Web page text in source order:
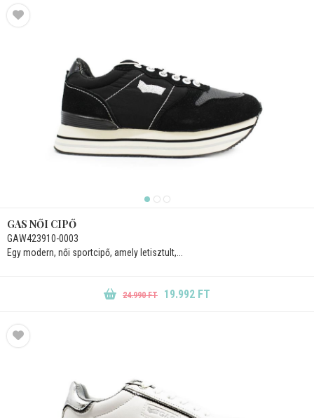
GAS NŐI CIPŐ
GAW423910-0003
Egy modern, női sportcipő, amely letisztult,...
24.990 FT 19.992 FT